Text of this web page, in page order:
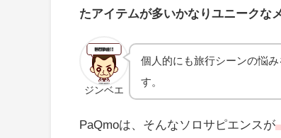
たアイテムが多いかなりユニークな
ジンベエ
個人的にも旅行シーンの悩
す。
PaQmoは、そんなソロサピエンスが